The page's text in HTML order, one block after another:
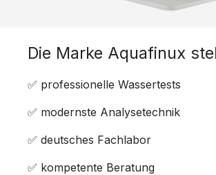
Die Marke Aquafinux
✅ professionelle Wassertests
✅ modernste Analysetechnik
✅ deutsches Fachlabor
✅ kompetente Beratung